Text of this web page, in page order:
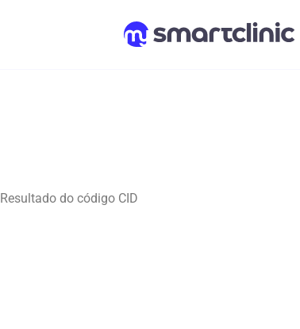
Resultado do código CID